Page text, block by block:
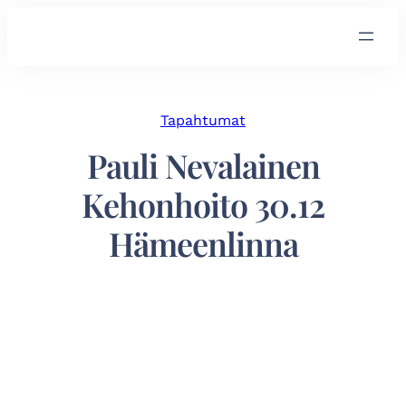
Tapahtumat
Pauli Nevalainen
Kehonhoito 30.12
Hämeenlinna